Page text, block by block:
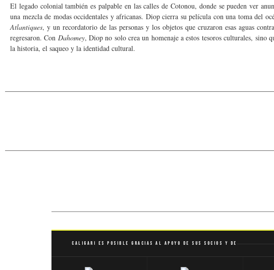
El legado colonial también es palpable en las calles de Cotonou, donde se pueden ver
una mezcla de modas occidentales y africanas. Diop cierra su película con una toma del
Atlantiques, y un recordatorio de las personas y los objetos que cruzaron esas aguas
regresaron. Con Dahomey, Diop no solo crea un homenaje a estos tesoros culturales, sino
la historia, el saqueo y la identidad cultural.
Caligari es posible gracias al apoyo de sus socios y de